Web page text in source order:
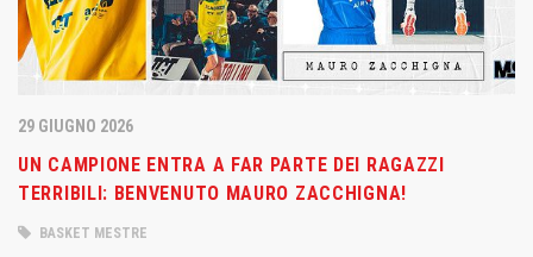
29 GIUGNO 2026
UN CAMPIONE ENTRA A FAR PARTE DEI RAGAZZI
TERRIBILI: BENVENUTO MAURO ZACCHIGNA!
BASKET MESTRE